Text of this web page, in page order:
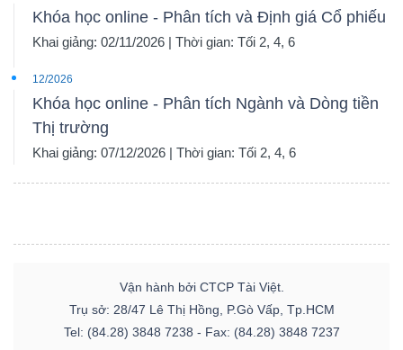
Khóa học online - Phân tích và Định giá Cổ phiếu
Khai giảng: 02/11/2026 | Thời gian: Tối 2, 4, 6
12/2026
Khóa học online - Phân tích Ngành và Dòng tiền
Thị trường
Khai giảng: 07/12/2026 | Thời gian: Tối 2, 4, 6
Vận hành bởi CTCP Tài Việt.
Trụ sở: 28/47 Lê Thị Hồng, P.Gò Vấp, Tp.HCM
Tel: (84.28) 3848 7238 - Fax: (84.28) 3848 7237